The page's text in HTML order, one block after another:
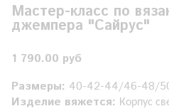
Мастер-класс по
джемпера "Сайрус"
1 790.00 руб
Размеры: 40-42-44/46-48/
Изделие вяжется: Корпус